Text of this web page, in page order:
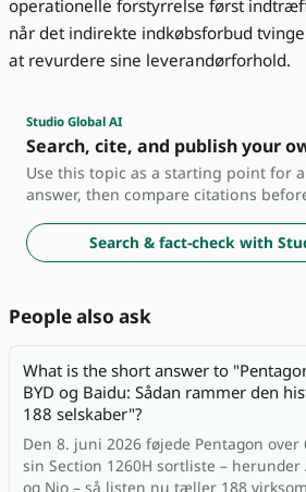
operationelle forstyrrelse først
når det indirekte indkøbsforbud
at revurdere sine leverandørforhold.
Studio Global AI
Search, cite, and publish your
Use this topic as a starting point for
answer, then compare citations
Search & fact-check with
People also ask
What is the short answer to
BYD og Baidu: Sådan rammer den
188 selskaber"?
Den 8. juni 2026 føjede Pentagon
sin Section 1260H sortliste – herunder
og Nio – så listen nu tæller 188